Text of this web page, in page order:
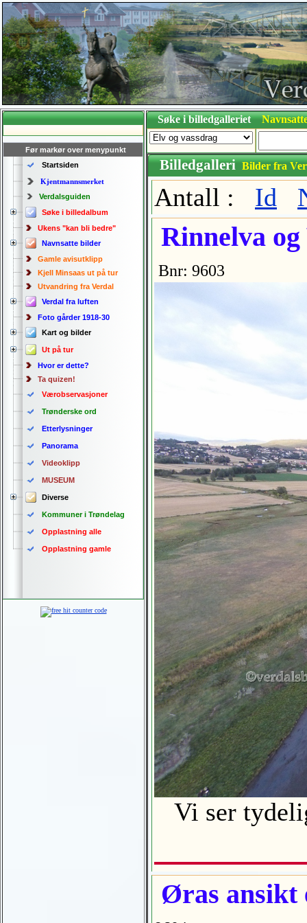
Før markør over menypunkt
Startsiden
Kjentmannsmerket
Verdalsguiden
Søke i billedalbum
Ukens "kan bli bedre"
Navnsatte bilder
Gamle avisutklipp
Kjell Minsaas ut på tur
Utvandring fra Verdal
Verdal fra luften
Foto gårder 1918-30
Kart og bilder
Ut på tur
Hvor er dette?
Ta quizen!
Værobservasjoner
Trønderske ord
Etterlysninger
Panorama
Videoklipp
MUSEUM
Diverse
Kommuner i Trøndelag
Opplastning alle
Opplastning gamle
Søke i billedgalleriet
Billedgalleri Bilder fra
Antall : Id
Rinnelva
Bnr: 9603
Vi ser
Øras ansikt